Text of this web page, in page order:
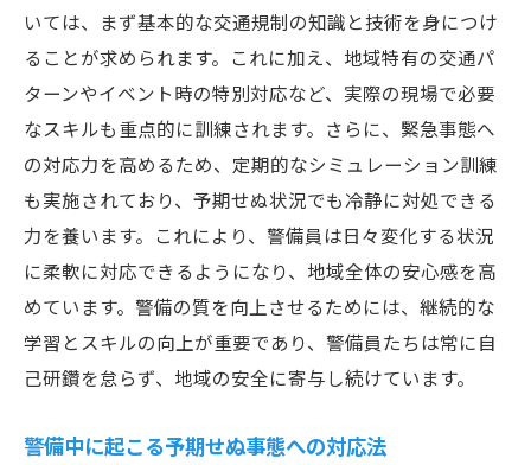
いては、まず基本的な交通規制の知識と技術を身につけ
ることが求められます。これに加え、地域特有の交通パ
ターンやイベント時の特別対応など、実際の現場で必要
なスキルも重点的に訓練されます。さらに、緊急事態へ
の対応力を高めるため、定期的なシミュレーション訓練
も実施されており、予期せぬ状況でも冷静に対処できる
力を養います。これにより、警備員は日々変化する状況
に柔軟に対応できるようになり、地域全体の安心感を高
めています。警備の質を向上させるためには、継続的な
学習とスキルの向上が重要であり、警備員たちは常に自
己研鑽を怠らず、地域の安全に寄与し続けています。
警備中に起こる予期せぬ事態への対応法